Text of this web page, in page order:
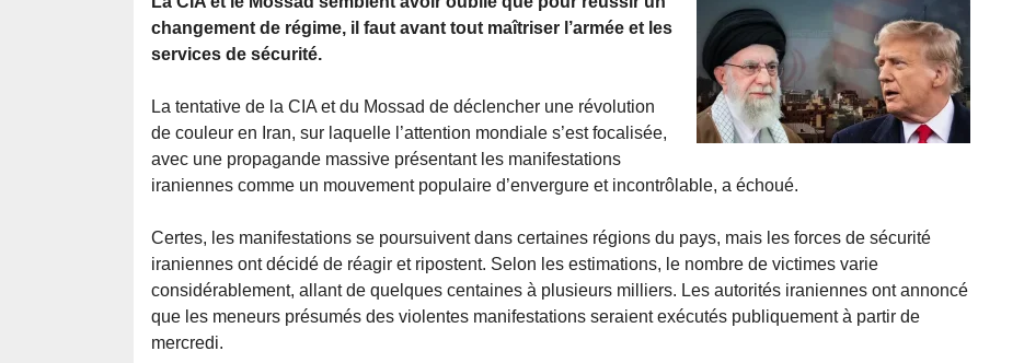
changement de régime, il faut avant tout maîtriser l’armée et les
services de sécurité.
La tentative de la CIA et du Mossad de déclencher une révolution
de couleur en Iran, sur laquelle l’attention mondiale s’est focalisée,
avec une propagande massive présentant les manifestations
iraniennes comme un mouvement populaire d’envergure et incontrôlable, a échoué.
Certes, les manifestations se poursuivent dans certaines régions du pays, mais les forces de sécurité
iraniennes ont décidé de réagir et ripostent. Selon les estimations, le nombre de victimes varie
considérablement, allant de quelques centaines à plusieurs milliers. Les autorités iraniennes ont annoncé
que les meneurs présumés des violentes manifestations seraient exécutés publiquement à partir de
mercredi.